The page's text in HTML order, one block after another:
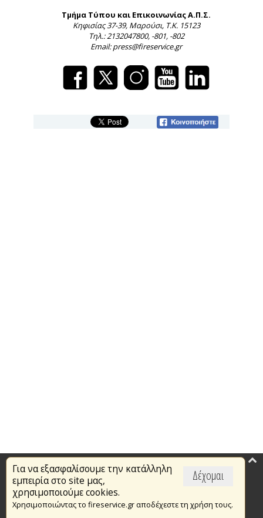
Τμήμα Τύπου και Επικοινωνίας Α.Π.Σ.
Κηφισίας 37-39, Μαρούσι, Τ.Κ. 15123
Τηλ.: 2132047800, -801, -802
Email: press@fireservice.gr
Δέχομαι
Για να εξασφαλίσουμε την κατάλληλη
εμπειρία στο site μας,
χρησιμοποιούμε cookies.
Χρησιμοποιώντας το fireservice.gr αποδέχεστε τη χρήση τους.
Επικαιρότητα
Το Πυροσβεστικό Σώμα